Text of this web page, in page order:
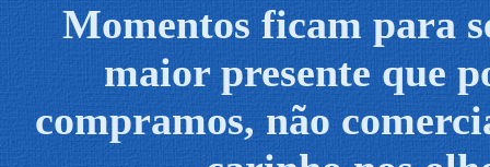
Momentos ficam para
maior presente que
compramos, não